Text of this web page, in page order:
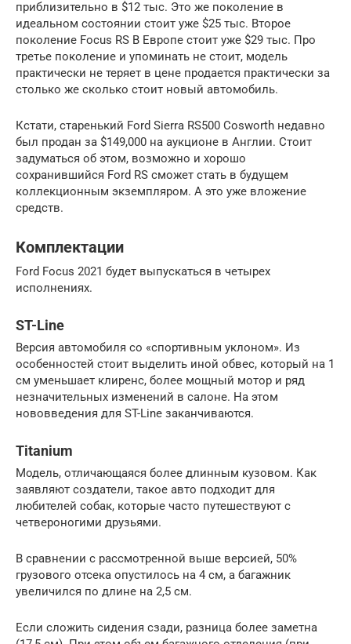
приблизительно в $12 тыс. Это же поколение в
идеальном состоянии стоит уже $25 тыс. Второе
поколение Focus RS В Европе стоит уже $29 тыс. Про
третье поколение и упоминать не стоит, модель
практически не теряет в цене продается практически за
столько же сколько стоит новый автомобиль.
Кстати, старенький Ford Sierra RS500 Cosworth недавно
был продан за $149,000 на аукционе в Англии. Стоит
задуматься об этом, возможно и хорошо
сохранившийся Ford RS сможет стать в будущем
коллекционным экземпляром. А это уже вложение
средств.
Комплектации
Ford Focus 2021 будет выпускаться в четырех
исполнениях.
ST-Line
Версия автомобиля со «спортивным уклоном». Из
особенностей стоит выделить иной обвес, который на 1
см уменьшает клиренс, более мощный мотор и ряд
незначительных изменений в салоне. На этом
нововведения для ST-Line заканчиваются.
Titanium
Модель, отличающаяся более длинным кузовом. Как
заявляют создатели, такое авто подходит для
любителей собак, которые часто путешествуют с
четвероногими друзьями.
В сравнении с рассмотренной выше версией, 50%
грузового отсека опустилось на 4 см, а багажник
увеличился по длине на 2,5 см.
Если сложить сидения сзади, разница более заметна